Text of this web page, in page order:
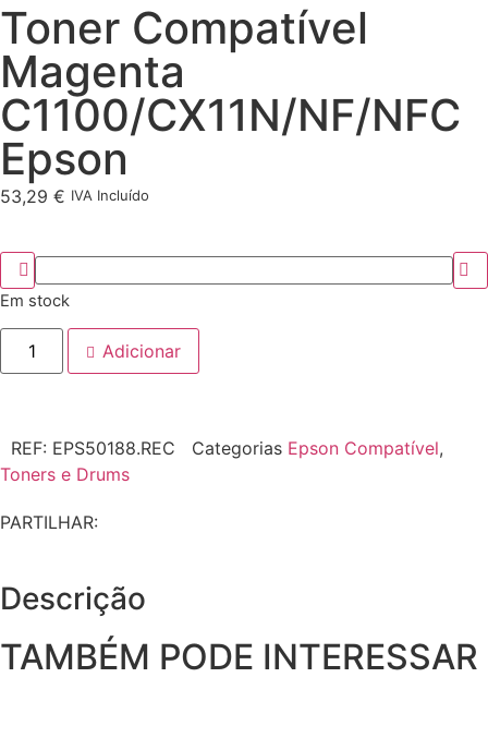
Toner Compatível
Magenta
C1100/CX11N/NF/NFC
Epson
53,29 € IVA Incluído
Em stock
Adicionar
REF: EPS50188.REC Categorias Epson Compatível,
Toners e Drums
PARTILHAR:
Descrição
TAMBÉM PODE INTERESSAR